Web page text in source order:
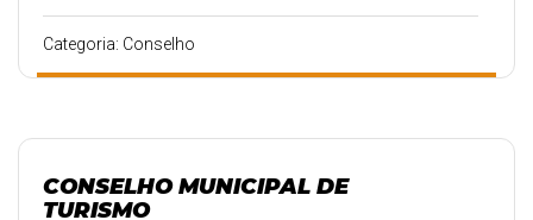
Categoria: Conselho
CONSELHO MUNICIPAL DE
TURISMO